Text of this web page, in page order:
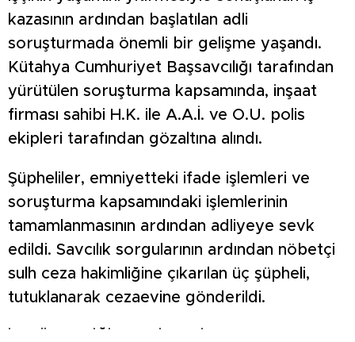
kazasının ardından başlatılan adli
soruşturmada önemli bir gelişme yaşandı.
Kütahya Cumhuriyet Başsavcılığı tarafından
yürütülen soruşturma kapsamında, inşaat
firması sahibi H.K. ile A.A.İ. ve O.U. polis
ekipleri tarafından gözaltına alındı.
Şüpheliler, emniyetteki ifade işlemleri ve
soruşturma kapsamındaki işlemlerinin
tamamlanmasının ardından adliyeye sevk
edildi. Savcılık sorgularının ardından nöbetçi
sulh ceza hakimliğine çıkarılan üç şüpheli,
tutuklanarak cezaevine gönderildi.